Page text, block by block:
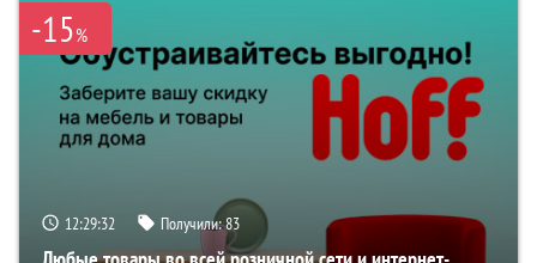
-15%
12:29:31 Получили:83